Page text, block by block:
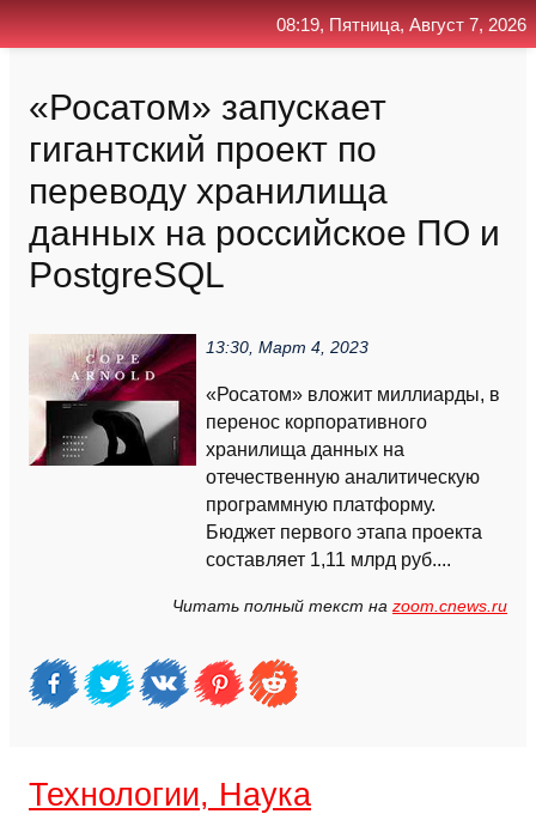
«Росатом» запускает
гигантский проект по
переводу хранилища
данных на российское ПО и
PostgreSQL
13:30, Март 4, 2023
«Росатом» вложит миллиарды, в
перенос корпоративного
хранилища данных на
отечественную аналитическую
программную платформу.
Бюджет первого этапа проекта
составляет 1,11 млрд руб....
Читать полный текст на zoom.cnews.ru
Технологии, Наука
08:19, Пятница, Август 7, 2026